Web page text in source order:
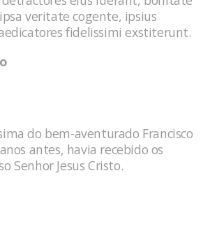
veritate cogente, ipsius
fidelissimi exstiterunt.
do bem-aventurado Francisco
antes, havia recebido os
Senhor Jesus Cristo.